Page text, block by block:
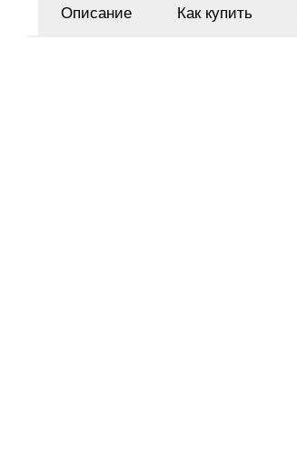
Описание Как купить